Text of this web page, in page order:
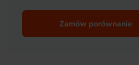
Zamów porównanie